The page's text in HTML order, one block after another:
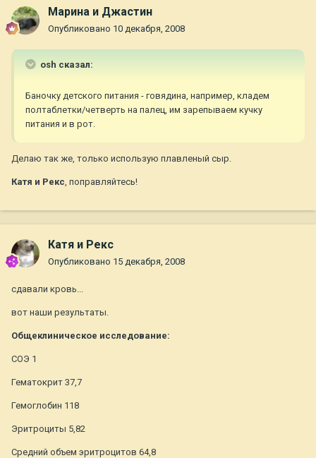
Марина и Джастин
Опубликовано 10 декабря, 2008
osh сказал:
Баночку детского питания - говядина, например, кладем
полтаблетки/четверть на палец, им зарепываем кучку
питания и в рот.
Делаю так же, только использую плавленый сыр.
Катя и Рекс, поправляйтесь!
Катя и Рекс
Опубликовано 15 декабря, 2008
сдавали кровь...
вот наши результаты.
Общеклиническое исследование:
СОЭ 1
Гематокрит 37,7
Гемоглобин 118
Эритроциты 5,82
Средний объем эритроцитов 64,8